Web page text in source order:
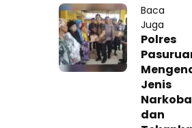
Baca
Juga
Polres
Jenis
Narkoba
dan